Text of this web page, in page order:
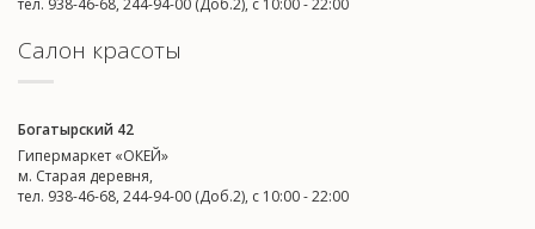
тел. 938-46-68, 244-94-00 (Доб.2), c 10:00 - 22:00
Салон красоты
Богатырский 42
Гипермаркет «ОКЕЙ»
м. Старая деревня,
тел. 938-46-68, 244-94-00 (Доб.2), c 10:00 - 22:00